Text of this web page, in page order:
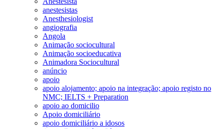
anestesistas
Anesthesiologist
angiografia
Angola
Animação sociocultural
Animação socioeducativa
Animadora Sociocultural
anúncio
apoio
apoio alojamento; apoio na integração; apoio registo no
NMC; IELTS + Preparation
apoio ao domicilio
Apoio domiciliário
apoio domiciliário a idosos